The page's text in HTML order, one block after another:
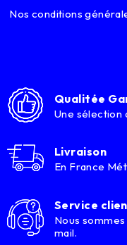
Nos conditions
Qualitée
Une sélection
Livraison
En France
Service
Nous
mail.